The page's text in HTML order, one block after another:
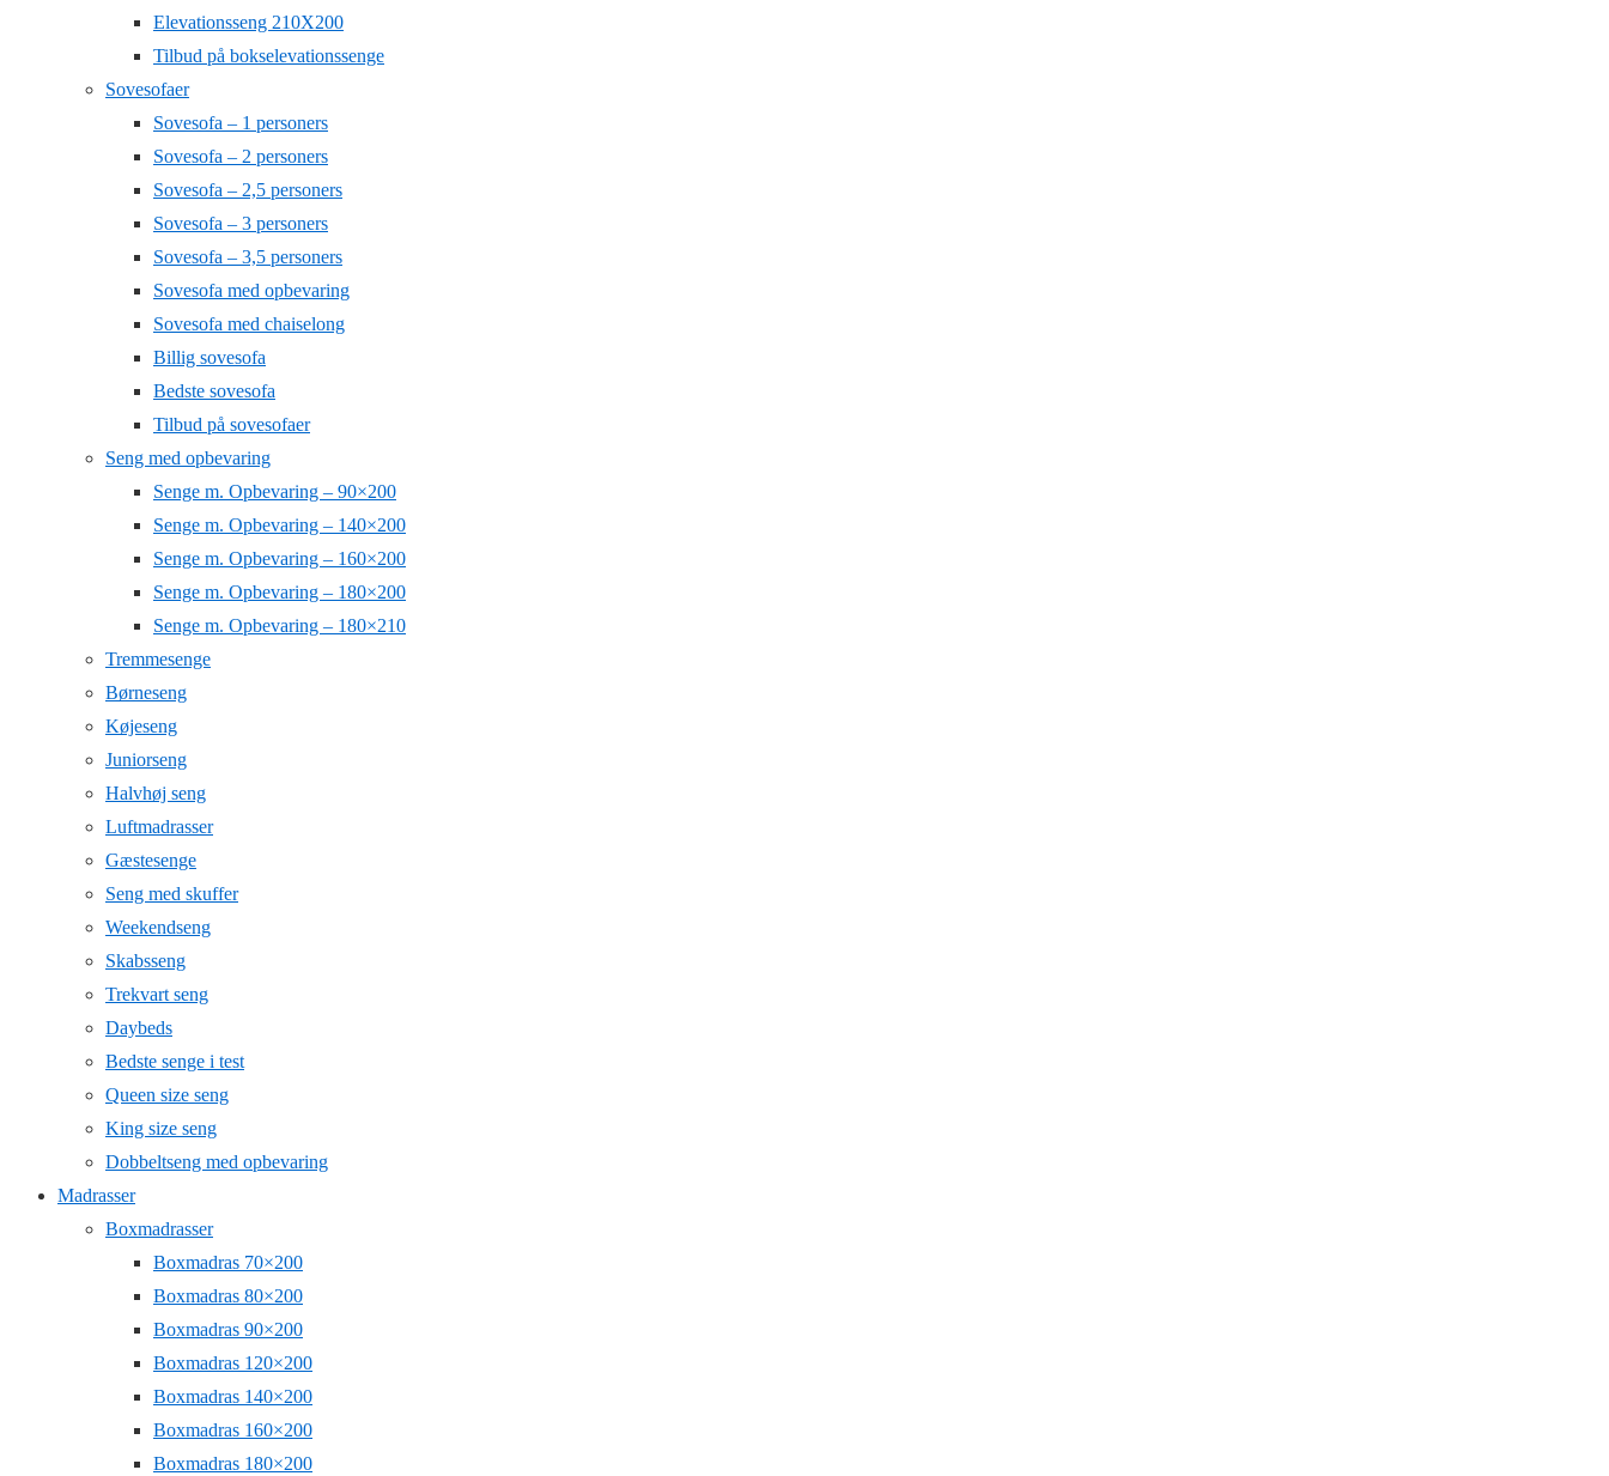
Elevationsseng 210X200
Tilbud på bokselevationssenge
Sovesofaer
Sovesofa – 1 personers
Sovesofa – 2 personers
Sovesofa – 2,5 personers
Sovesofa – 3 personers
Sovesofa – 3,5 personers
Sovesofa med opbevaring
Sovesofa med chaiselong
Billig sovesofa
Bedste sovesofa
Tilbud på sovesofaer
Seng med opbevaring
Senge m. Opbevaring – 90×200
Senge m. Opbevaring – 140×200
Senge m. Opbevaring – 160×200
Senge m. Opbevaring – 180×200
Senge m. Opbevaring – 180×210
Tremmesenge
Børneseng
Køjeseng
Juniorseng
Halvhøj seng
Luftmadrasser
Gæstesenge
Seng med skuffer
Weekendseng
Skabsseng
Trekvart seng
Daybeds
Bedste senge i test
Queen size seng
King size seng
Dobbeltseng med opbevaring
Madrasser
Boxmadrasser
Boxmadras 70×200
Boxmadras 80×200
Boxmadras 90×200
Boxmadras 120×200
Boxmadras 140×200
Boxmadras 160×200
Boxmadras 180×200